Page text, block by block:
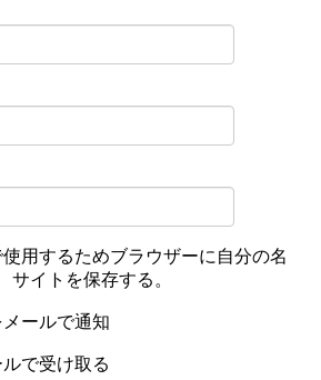
用するためブラウザーに自分の名
サイトを保存する。
ールで通知
で受け取る